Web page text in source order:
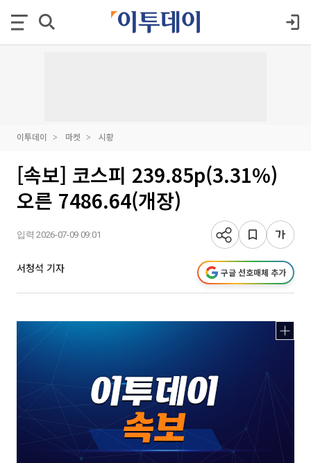
이투데이 마켓 시황
[속보] 코스피 239.85p(3.31%)
오른 7486.64(개장)
입력 2026-07-09 09:01
서청석 기자 구글 선호매체 추가